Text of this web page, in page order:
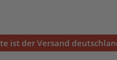
ist der Versand